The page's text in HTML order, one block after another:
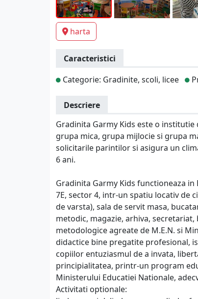
harta
Caracteristici
Categorie: Gradinite, scoli, licee
Descriere
Gradinita Garmy Kids este o
grupa mica, grupa mijlocie si grupa
solicitarile parintilor si asigura un
6 ani.
Gradinita Garmy Kids functioneaza in
7E, sector 4, intr-un spatiu locativ de
de varsta), sala de servit masa,
metodic, magazie, arhiva,
metodologice agreate de M.E.N. si
didactice bine pregatite profesional,
copiilor entuziasmul de a invata,
principialitatea, printr-un program
Ministerului Educatiei Nationale,
Activitati optionale: